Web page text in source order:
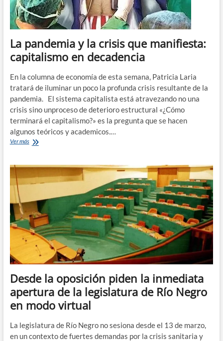
La pandemia y la crisis que manifiesta:
capitalismo en decadencia
En la columna de economía de esta semana, Patricia Laria
tratará de iluminar un poco la profunda crisis resultante de la
pandemia. El sistema capitalista está atravezando no una
crisis sino unproceso de deterioro estructural «¿Cómo
terminará el capitalismo?» es la pregunta que se hacen
algunos teóricos y academicos.…
Ver másLa
la
crisis
que
capitalismo
en
decadencia
Desde la oposición piden la inmediata
apertura de la legislatura de Río Negro
en modo virtual
La legislatura de Río Negro no sesiona desde el 13 de marzo,
en un contexto de fuertes demandas por la crisis sanitaria y